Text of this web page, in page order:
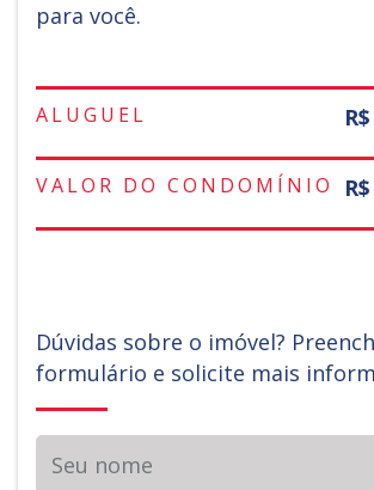
para você.
ALUGUEL
VALOR DO CONDOMÍNIO
Dúvidas sobre o imóvel?
formulário e solicite mais